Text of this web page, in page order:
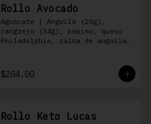
Rollo Avocado
Aguacate | Anguila (20g),
cangrejo (34g), pepino, queso
Philadelphia, salsa de anguila
$204.00
Rollo Keto Lucas